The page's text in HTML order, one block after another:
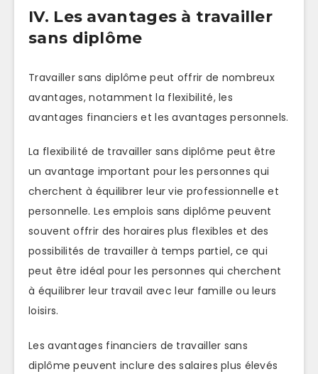
IV. Les avantages à travailler
sans diplôme
Travailler sans diplôme peut offrir de nombreux
avantages, notamment la flexibilité, les
avantages financiers et les avantages personnels.
La flexibilité de travailler sans diplôme peut être
un avantage important pour les personnes qui
cherchent à équilibrer leur vie professionnelle et
personnelle. Les emplois sans diplôme peuvent
souvent offrir des horaires plus flexibles et des
possibilités de travailler à temps partiel, ce qui
peut être idéal pour les personnes qui cherchent
à équilibrer leur travail avec leur famille ou leurs
loisirs.
Les avantages financiers de travailler sans
diplôme peuvent inclure des salaires plus élevés